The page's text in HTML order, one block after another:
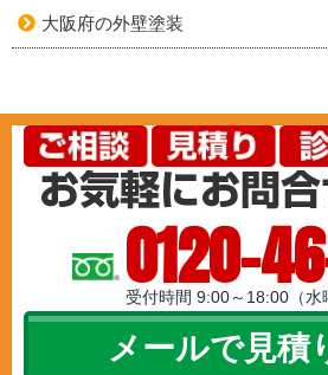
大阪府の外壁塗装
0120-
受付時間 9:00～18:00（水
メールで見積